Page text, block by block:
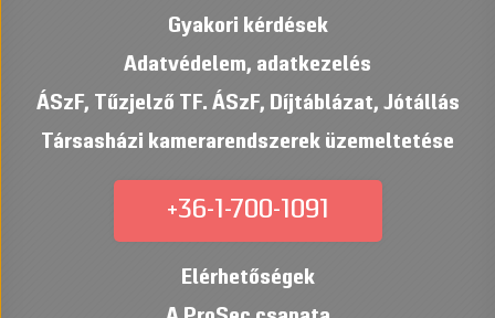
Gyakori kérdések
Adatvédelem, adatkezelés
ÁSzF, Tűzjelző TF. ÁSzF, Díjtáblázat, Jótállás
Társasházi kamerarendszerek üzemeltetése
+36-1-700-1091
Elérhetőségek